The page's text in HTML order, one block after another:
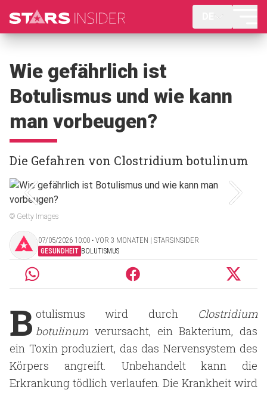
Wie gefährlich ist
Botulismus und wie kann
man vorbeugen?
Die Gefahren von Clostridium botulinum
© Getty Images
07/05/2026 10:00 ‧ VOR 3 MONATEN | STARSINSIDER
GESUNDHEIT BOLUTISMUS
B otulismus wird durch Clostridium
botulinum verursacht, ein Bakterium, das
ein Toxin produziert, das das Nervensystem des
Körpers angreift. Unbehandelt kann die
Erkrankung tödlich verlaufen. Die Krankheit wird